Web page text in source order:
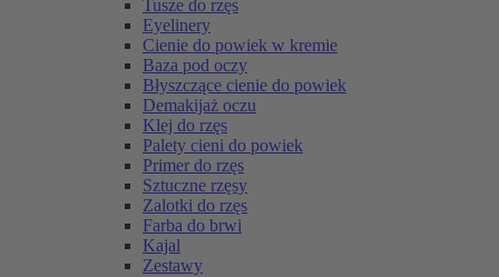
Tusze do rzęs
Eyelinery
Cienie do powiek w kremie
Baza pod oczy
Błyszczące cienie do powiek
Demakijaż oczu
Klej do rzęs
Palety cieni do powiek
Primer do rzęs
Sztuczne rzęsy
Zalotki do rzęs
Farba do brwi
Kajal
Zestawy